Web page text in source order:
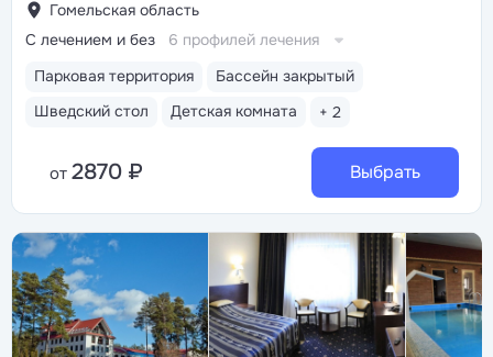
Гомельская область
Парковая территория
Бассейн закрытый
Шведский стол
Детская комната + 2
С лечением и без 6 профилей лечения
от 2870 ₽ Выбрать